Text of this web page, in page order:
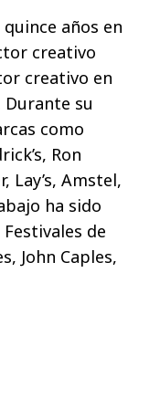
años en
creativo
creativo en
Durante su
como
Ron
Lay’s, Amstel,
ha sido
de
John Caples,